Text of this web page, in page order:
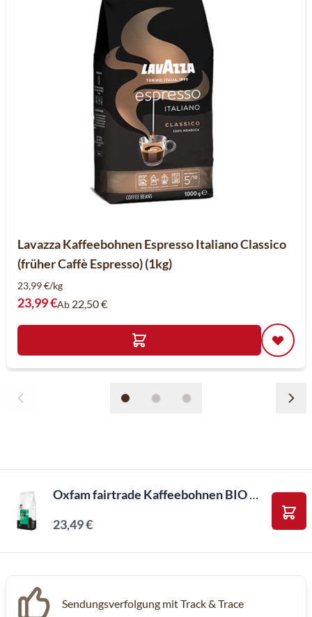
Lavazza Kaffeebohnen Espresso Italiano Classico
(früher Caffè Espresso) (1kg)
23,99 €/kg
23,99 €Ab 22,50 €
Oxfam fairtrade Kaffeebohnen BIO HIGHLAND (1kg)
23,49 €
In
Sendungsverfolgung mit Track & Trace